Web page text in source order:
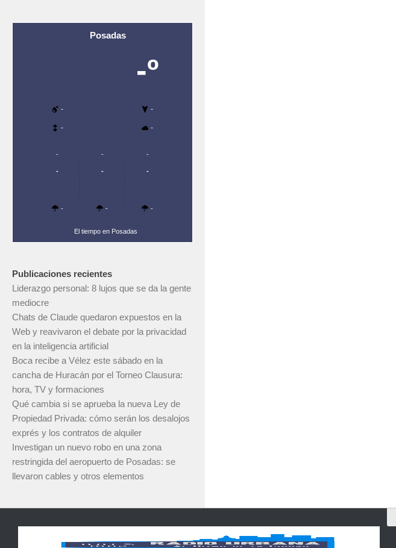
Posadas
-º
- -
- -
-
-
-
-
-
-
-
-
-
El tiempo en Posadas
Publicaciones recientes
Liderazgo personal: 8 lujos que se da la gente
mediocre
Chats de Claude quedaron expuestos en la
Web y reavivaron el debate por la privacidad
en la inteligencia artificial
Boca recibe a Vélez este sábado en la
cancha de Huracán por el Torneo Clausura:
hora, TV y formaciones
Qué cambia si se aprueba la nueva Ley de
Propiedad Privada: cómo serán los desalojos
exprés y los contratos de alquiler
Investigan un nuevo robo en una zona
restringida del aeropuerto de Posadas: se
llevaron cables y otros elementos